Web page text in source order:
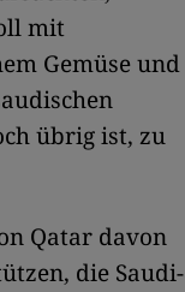
mit
Gemüse und
übrig ist, zu
Qatar davon
die Saudi-